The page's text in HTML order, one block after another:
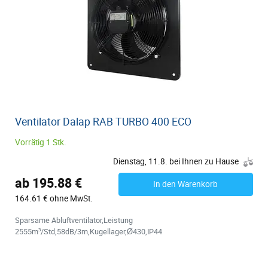
Ventilator Dalap RAB TURBO 400 ECO
Vorrätig 1 Stk.
Dienstag, 11.8. bei Ihnen zu Hause
ab 195.88 €
164.61 € ohne MwSt.
In den Warenkorb
Sparsame Abluftventilator,Leistung
2555m³/Std,58dB/3m,Kugellager,Ø430,IP44